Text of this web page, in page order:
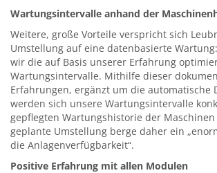
Wartungsintervalle anhand der
Weitere, große Vorteile verspricht sich
Umstellung auf eine datenbasierte
wir die auf Basis unserer Erfahrung
Wartungsintervalle. Mithilfe dieser
Erfahrungen, ergänzt um die automatische
werden sich unsere Wartungsintervalle
gepflegten Wartungshistorie der Maschinen
geplante Umstellung berge daher ein
die Anlagenverfügbarkeit“.
Positive Erfahrung mit allen Modulen